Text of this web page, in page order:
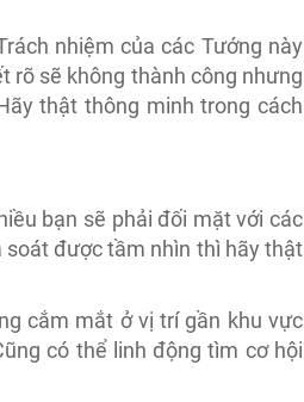
nhiệm của các Tướng này
rõ sẽ không thành công nhưng
thật thông minh trong cách
bạn sẽ phải đối mặt với các
soát được tầm nhìn thì hãy thật
cắm mắt ở vị trí gần khu vực
có thể linh động tìm cơ hội